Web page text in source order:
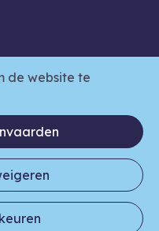
de website te
Hoger Onderwijs
overheid.
en de academische